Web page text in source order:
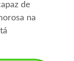
de
na